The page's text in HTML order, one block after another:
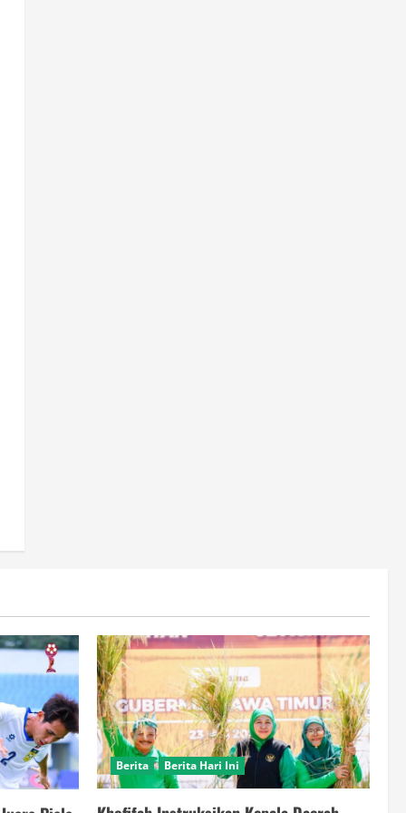
Berita Berita Hari Ini